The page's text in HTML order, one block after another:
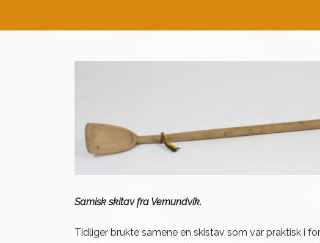
Samisk skitav fra Vemundvik.
Tidliger brukte samene en skistav som var praktisk i